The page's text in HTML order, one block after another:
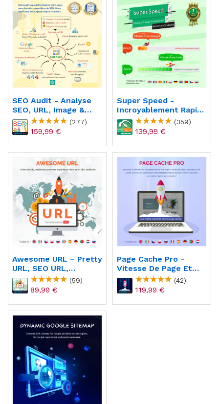
SEO Audit - Analyse
SEO, URL, Image &
Sitemap
(277)
159,99 €
Super Speed -
Incroyablement Rapide
- WebP, Cache De
Page & SEO
(359)
139,99 €
Awesome URL – Pretty
URL, SEO URL,
Supprimer Les IDs
(59)
89,99 €
Page Cache Pro -
Vitesse De Page Et
Optimisation SEO
(42)
119,99 €